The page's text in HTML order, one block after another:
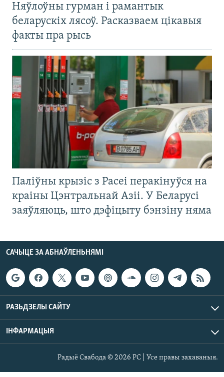
Няўлоўны гурман і рамантык
беларускіх лясоў. Расказваем цікавыя
факты пра рысь
Паліўны крызіс з Расеі перакінуўся на
краіны Цэнтральнай Азіі. У Беларусі
заяўляюць, што дэфіцыту бэнзіну няма
САЧЫЦЕ ЗА АБНАЎЛЕНЬНЯМІ
РАЗЬДЗЕЛЫ САЙТУ
ІНФАРМАЦЫЯ
Радыё Свабода © 2026 РС | Усе правы захаваныя.